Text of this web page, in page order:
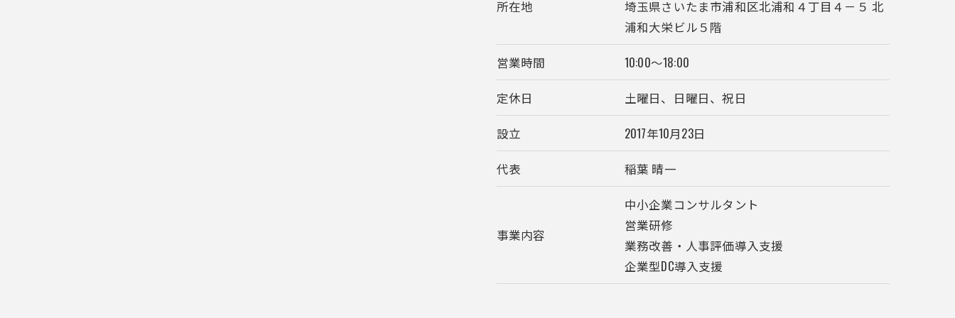
所在地
埼玉県さいたま市浦和区北浦和４丁目４－５ 北
浦和大栄ビル５階
営業時間
10:00～18:00
定休日
土曜日、日曜日、祝日
設立
2017年10月23日
代表
稲葉 晴一
事業内容
中小企業コンサルタント
営業研修
業務改善・人事評価導入支援
企業型DC導入支援